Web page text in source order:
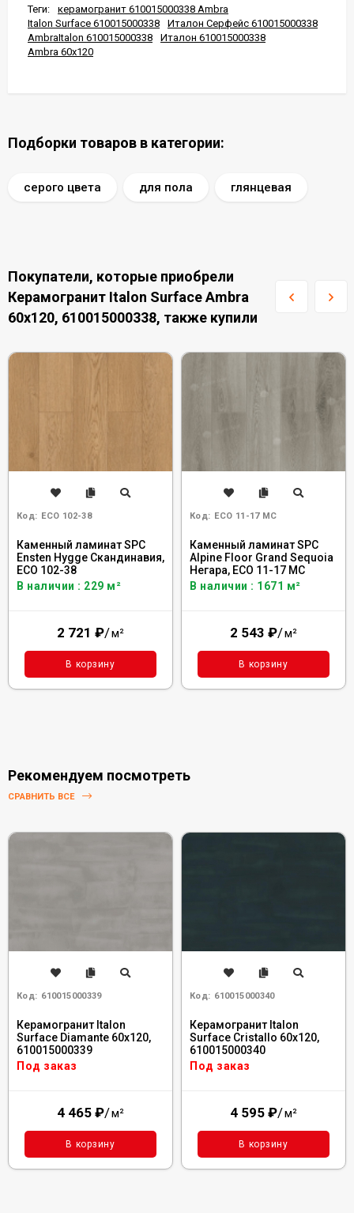
Теги:
керамогранит 610015000338 Ambra
Italon Surface 610015000338
Италон Серфейс 610015000338
AmbraItalon 610015000338
Италон 610015000338
Ambra 60x120
Подборки товаров в категории:
серого цвета для пола глянцевая
Покупатели, которые приобрели
Керамогранит Italon Surface Ambra
60x120, 610015000338, также купили
Код: ECO 102-38
Каменный ламинат SPC
Ensten Hygge Скандинавия,
ECO 102-38
В наличии : 229 м²
2 721 ₽/м²
В корзину
Код: ECO 11-17 MC
Каменный ламинат SPC
Alpine Floor Grand Sequoia
Негара, ECO 11-17 MC
В наличии : 1671 м²
2 543 ₽/м²
В корзину
Рекомендуем посмотреть
СРАВНИТЬ ВСЕ
Код: 610015000339
Керамогранит Italon
Surface Diamante 60x120,
610015000339
Под заказ
4 465 ₽/м²
В корзину
Код: 610015000340
Керамогранит Italon
Surface Cristallo 60x120,
610015000340
Под заказ
4 595 ₽/м²
В корзину